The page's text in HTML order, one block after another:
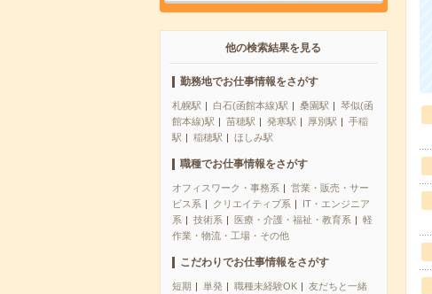
他の検索結果を見る
勤務地でお仕事情報をさがす
札幌駅 白石(函館本線)駅 桑園駅
琴似(函
館本線)駅
苗穂駅 発寒駅 厚別駅
手稲
駅
稲穂駅 ほしみ駅
職種でお仕事情報をさがす
オフィスワーク・事務系
営業・販売・サー
ビス系
クリエイティブ系
IT・エンジニア
系
技術系 医療・介護・福祉・教育系
軽
作業・物流・工場・その他
こだわりでお仕事情報をさがす
短期 単発 職種未経験OK
友だちと一緒